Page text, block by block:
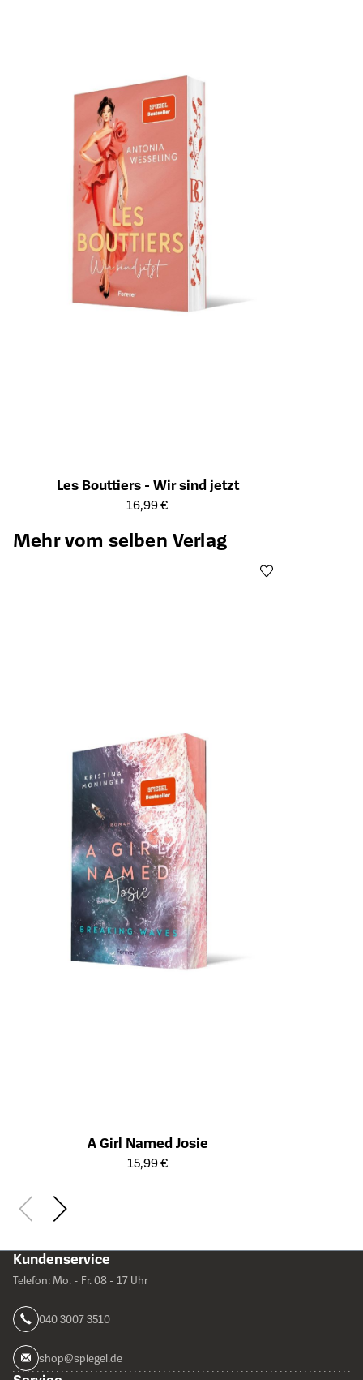
Les Bouttiers - Wir sind jetzt
Öffnet die Detailseite des Produkts
16,99 €
Mehr vom selben Verlag
A Girl Named Josie
Öffnet die Detailseite des Produkts
15,99 €
Kundenservice
Telefon: Mo. - Fr. 08 - 17 Uhr
040 3007 3510
shop@spiegel.de